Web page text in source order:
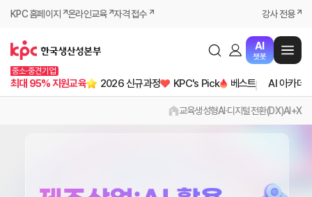
KPC 홈페이지 온라인교육 자격 접수 강사 전용
AI
챗봇
중소·중견기업
최대 95% 지원교육 2026 신규과정 KPC's Pick 베스트 AI 아카데
교육생성형AI·디지털전환(DX)AI+X